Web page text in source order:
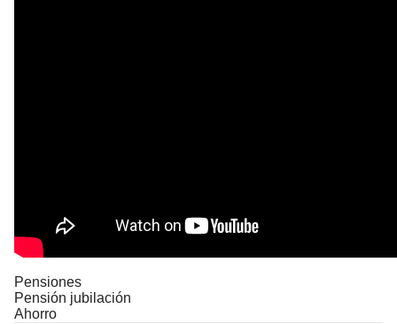
Pensiones
Pensión jubilación
Ahorro